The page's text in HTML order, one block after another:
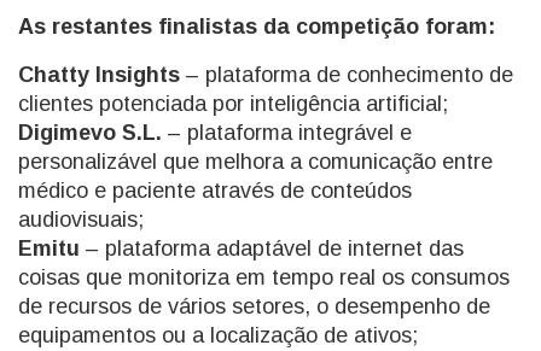
As restantes finalistas da competição foram:
Chatty Insights – plataforma de conhecimento de
clientes potenciada por inteligência artificial;
Digimevo S.L. – plataforma integrável e
personalizável que melhora a comunicação entre
médico e paciente através de conteúdos
audiovisuais;
Emitu – plataforma adaptável de internet das
coisas que monitoriza em tempo real os consumos
de recursos de vários setores, o desempenho de
equipamentos ou a localização de ativos;